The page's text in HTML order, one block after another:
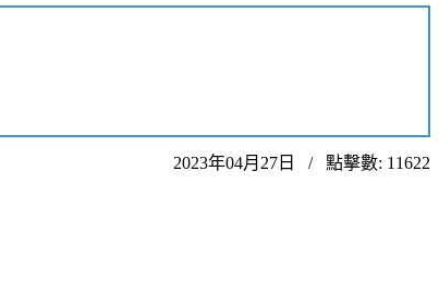
2023年04月27日 點擊數: 11622